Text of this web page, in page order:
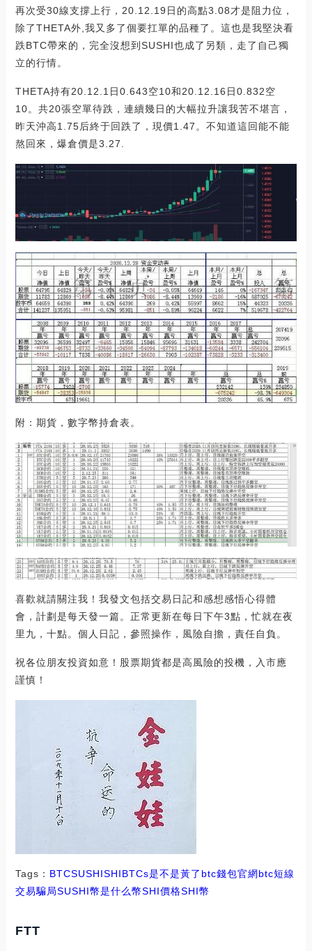
再次受30線支撐上行，20.12.19日的高點3.08才是阻力位，
除了THETA外,我又多了個要扛單的品種了。這也是我堅決看
跌BTC帶來的，完全沒想到SUSHI也成了另類，走了自己獨
立的行情。
THETA持有20.12.1日0.643空10和20.12.16日0.832空
10。共20張空單待跌，連續幾日的大幅拉升讓我苦不堪言，
昨天沖高1.75后終于回跌了，現價1.47。不知道這回能不能
熬回來，爆倉價是3.27.
附：期貨，數字幣持倉表。
喜歡就請關注我！我發文包括交易日記和感想感悟心得體
會，計劃是每天發一篇。正常更新在每日下午3點，忙就在夜
里九，十點。個人日記，參照操作，風險自擔，責任自負。
祝各位朋友投資如意！股票期貨都是高風險的投機，入市應
謹慎！
Tags： BTCSUSHISHIBTCs是不是黃了 btc錢包官網btc短線
交易騙局SUSHI幣是什么幣SHI價格SHI幣
FTT